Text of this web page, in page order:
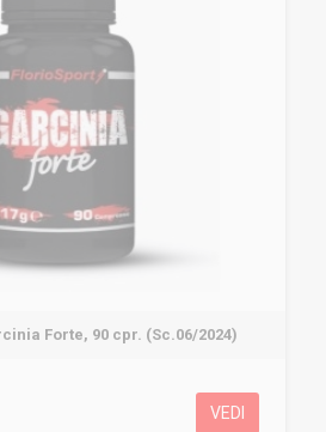
Forte, 90 cpr. (Sc.06/2024)
VEDI